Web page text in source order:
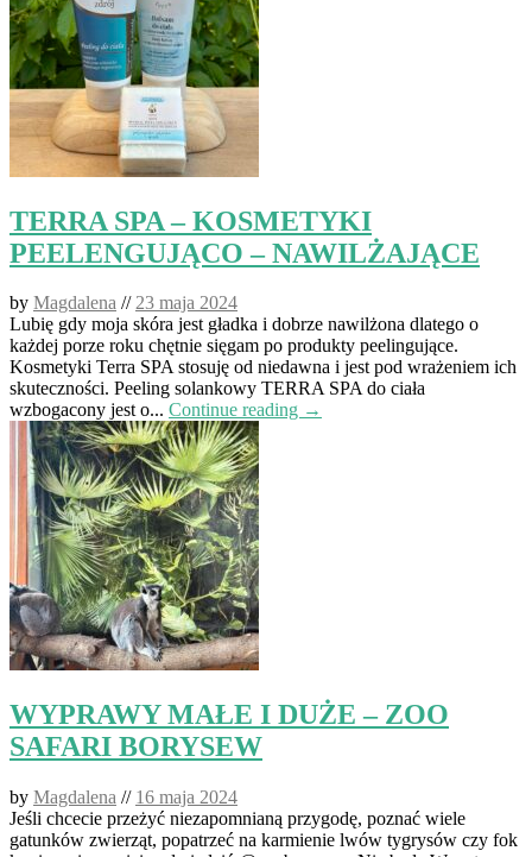
TERRA SPA – KOSMETYKI
PEELENGUJĄCO – NAWILŻAJĄCE
by Magdalena //23 maja 2024
Lubię gdy moja skóra jest gładka i dobrze nawilżona dlatego o
każdej porze roku chętnie sięgam po produkty peelingujące.
Kosmetyki Terra SPA stosuję od niedawna i jest pod wrażeniem ich
skuteczności. Peeling solankowy TERRA SPA do ciała
wzbogacony jest o... Continue reading →
WYPRAWY MAŁE I DUŻE – ZOO
SAFARI BORYSEW
by Magdalena // 16 maja 2024
Jeśli chcecie przeżyć niezapomnianą przygodę, poznać wiele
gatunków zwierząt, popatrzeć na karmienie lwów tygrysów czy fok